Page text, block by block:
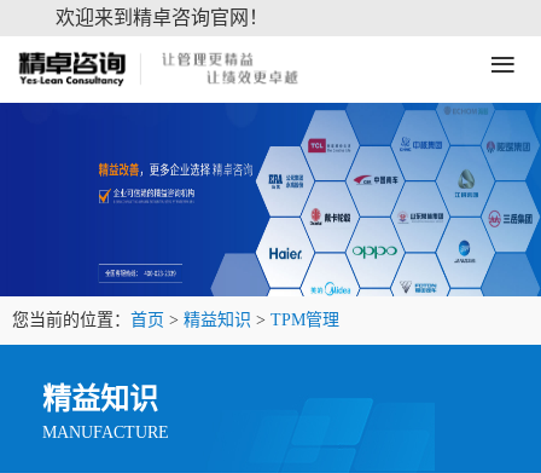
欢迎来到精卓咨询官网！
≡
您当前的位置： 首页 > 精益知识 > TPM管理
精益知识
MANUFACTURE